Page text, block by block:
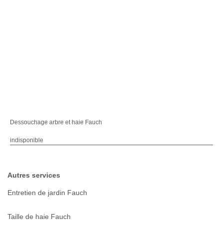
Dessouchage arbre et haie Fauch
indisponible
Autres services
Entretien de jardin Fauch
Taille de haie Fauch